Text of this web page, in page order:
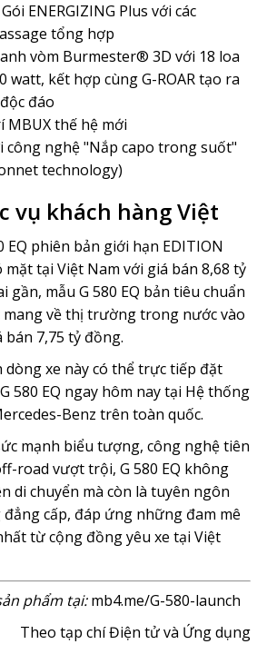
ENERGIZING Plus với các
tổng hợp
vòm Burmester® 3D với 18 loa
watt, kết hợp cùng G-ROAR tạo ra
đáo
thế hệ mới
công nghệ "Nắp capo trong suốt"
technology)
vụ khách hàng Việt
EQ phiên bản giới hạn EDITION
mặt tại Việt Nam với giá bán 8,68 tỷ
mẫu G 580 EQ bản tiêu chuẩn
về thị trường trong nước vào
bán 7,75 tỷ đồng.
dòng xe này có thể trực tiếp đặt
580 EQ ngay hôm nay tại Hệ thống
Benz trên toàn quốc.
mạnh biểu tượng, công nghệ tiên
road vượt trội, G 580 EQ không
di chuyển mà còn là tuyên ngôn
cấp, đáp ứng những đam mê
từ cộng đồng yêu xe tại Việt
phẩm tại:mb4.me/G-580-launch
Theo tạp chí Điện tử và Ứng dụng